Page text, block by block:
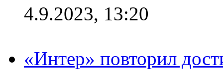
4.9.2023, 13:20
«Интер» повторил